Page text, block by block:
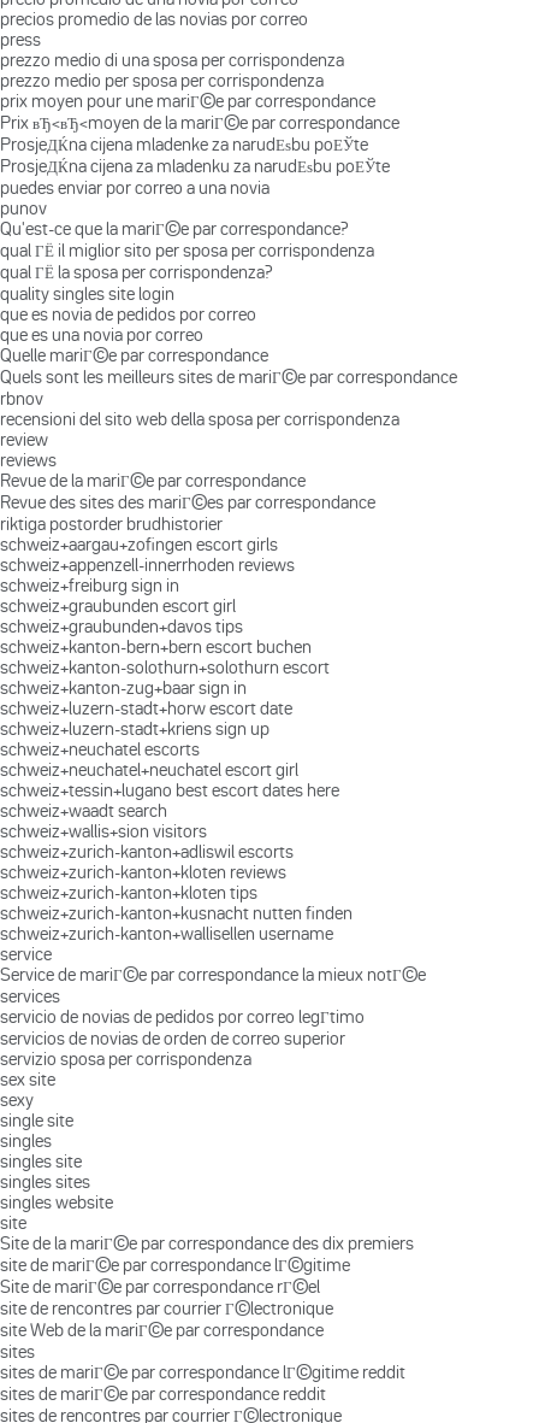
precios promedio de las novias por correo
press
prezzo medio di una sposa per corrispondenza
prezzo medio per sposa per corrispondenza
prix moyen pour une mariГ©e par correspondance
Prix вЂ‹вЂ‹moyen de la mariГ©e par correspondance
ProsjeДЌna cijena mladenke za narudЕѕbu poЕЎte
ProsjeДЌna cijena za mladenku za narudЕѕbu poЕЎte
puedes enviar por correo a una novia
punov
Qu'est-ce que la mariГ©e par correspondance?
qual ГЁ il miglior sito per sposa per corrispondenza
qual ГЁ la sposa per corrispondenza?
quality singles site login
que es novia de pedidos por correo
que es una novia por correo
Quelle mariГ©e par correspondance
Quels sont les meilleurs sites de mariГ©e par correspondance
rbnov
recensioni del sito web della sposa per corrispondenza
review
reviews
Revue de la mariГ©e par correspondance
Revue des sites des mariГ©es par correspondance
riktiga postorder brudhistorier
schweiz+aargau+zofingen escort girls
schweiz+appenzell-innerrhoden reviews
schweiz+freiburg sign in
schweiz+graubunden escort girl
schweiz+graubunden+davos tips
schweiz+kanton-bern+bern escort buchen
schweiz+kanton-solothurn+solothurn escort
schweiz+kanton-zug+baar sign in
schweiz+luzern-stadt+horw escort date
schweiz+luzern-stadt+kriens sign up
schweiz+neuchatel escorts
schweiz+neuchatel+neuchatel escort girl
schweiz+tessin+lugano best escort dates here
schweiz+waadt search
schweiz+wallis+sion visitors
schweiz+zurich-kanton+adliswil escorts
schweiz+zurich-kanton+kloten reviews
schweiz+zurich-kanton+kloten tips
schweiz+zurich-kanton+kusnacht nutten finden
schweiz+zurich-kanton+wallisellen username
service
Service de mariГ©e par correspondance la mieux notГ©e
services
servicio de novias de pedidos por correo legГ­timo
servicios de novias de orden de correo superior
servizio sposa per corrispondenza
sex site
sexy
single site
singles
singles site
singles sites
singles website
site
Site de la mariГ©e par correspondance des dix premiers
site de mariГ©e par correspondance lГ©gitime
Site de mariГ©e par correspondance rГ©el
site de rencontres par courrier Г©lectronique
site Web de la mariГ©e par correspondance
sites
sites de mariГ©e par correspondance lГ©gitime reddit
sites de mariГ©e par correspondance reddit
sites de rencontres par courrier Г©lectronique